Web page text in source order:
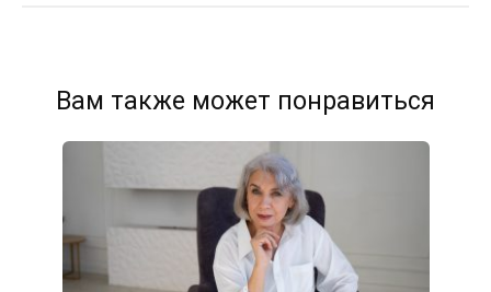
Вам также может понравиться